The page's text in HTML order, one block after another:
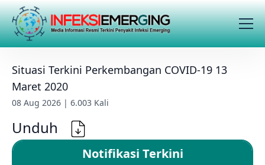
Situasi Terkini Perkembangan COVID-19 13
Maret 2020
08 Aug 2026 | 6.003 Kali
Unduh
Notifikasi Terkini